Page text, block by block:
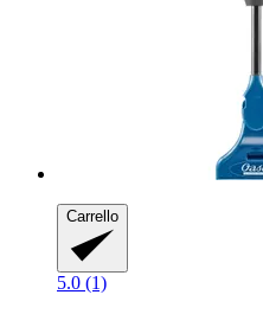
Carrello
5.0 (1)